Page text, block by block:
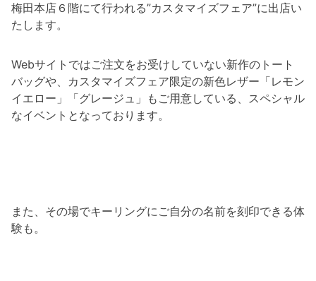
梅田本店６階にて行われる”カスタマイズフェア”に出店い
たします。
Webサイトではご注文をお受けしていない新作のトート
バッグや、カスタマイズフェア限定の新色レザー「レモン
イエロー」「グレージュ」もご用意している、スペシャル
なイベントとなっております。
また、その場でキーリングにご自分の名前を刻印できる体
験も。